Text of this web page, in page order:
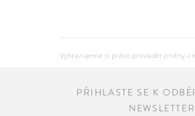
Vyhrazujeme si právo provádět změny v
PŘIHLASTE SE K